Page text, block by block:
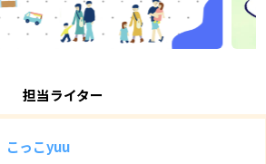
担当ライター
こっこyuu